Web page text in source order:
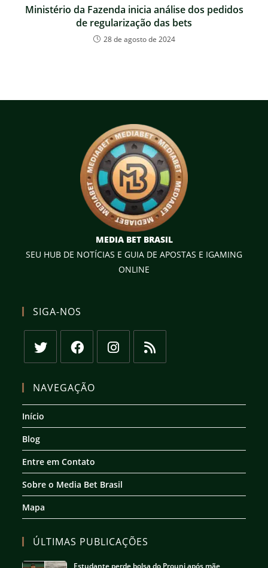
Ministério da Fazenda inicia análise dos pedidos
de regularização das bets
28 de agosto de 2024
MEDIA BET BRASIL
SEU HUB DE NOTÍCIAS E GUIA DE APOSTAS E IGAMING
ONLINE
SIGA-NOS
em
nova
aba
em
aba
aba
aba
NAVEGAÇÃO
Início
Blog
Entre em Contato
Sobre o Media Bet Brasil
Mapa
ÚLTIMAS PUBLICAÇÕES
Estudante perde bolsa do Prouni após mãe